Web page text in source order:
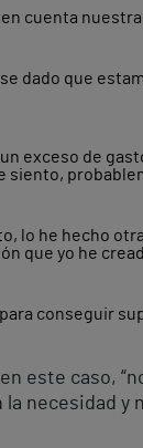
cuenta
dado que
exceso de
lo he hecho
que yo he
conseguir
este caso,
necesidad y